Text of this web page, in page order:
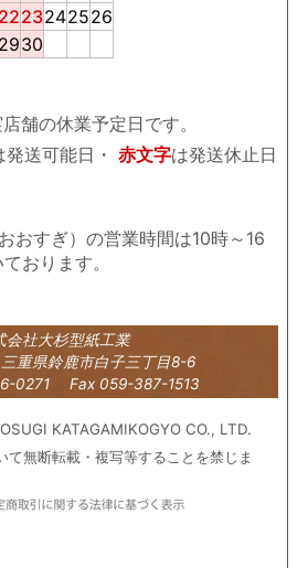
2223242526
2930
舗の休業予定日です。
発送可能日・ 赤文字は発送休止日
おすぎ）の営業時間は10時～16
おります。
会社大杉型紙工業
重県鈴鹿市白子三丁目8-6
0271 Fax 059-387-1513
KATAGAMIKOGYO CO., LTD.
て無断転載・複写等することを禁じま